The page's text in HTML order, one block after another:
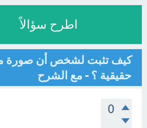
اطرح سؤالاً
كيف تثبت لشخص أن صورة
حقيقية ؟ - مع الشرح
0